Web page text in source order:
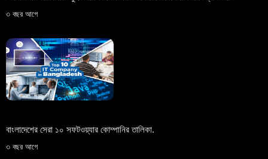
৩ বছর আগে
বাংলাদেশের সেরা ১০ সফটওয়্যার কোম্পানির তালিকা.
৩ বছর আগে